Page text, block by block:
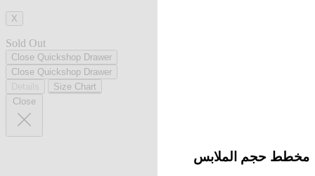
X
Sold Out
Close Quickshop Drawer
Close Quickshop Drawer
Size Chart
Close
مخطط حجم الملابس